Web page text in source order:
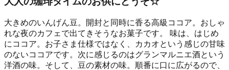
大きめのいんげん豆。開封と同時に香る高級ココア。おしゃ
れな夜のカフェで出てきそうなお菓子です。 味は、はじめ
にココア。お子さま仕様ではなく、カカオという感じの甘味
のないココアです。次に感じるのはグランマルニエ酒という
洋酒の味。そして、豆の素材の味。順番に口に広がるので、